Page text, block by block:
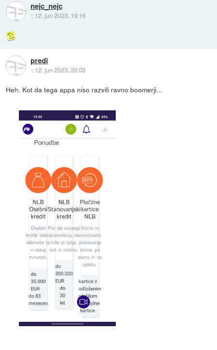
nejc_nejc
:: 12. jun 2023, 19:16
predi
:: 12. jun 2023, 20:03
Heh. Kot da tega appa niso razvili ravno boomerji...